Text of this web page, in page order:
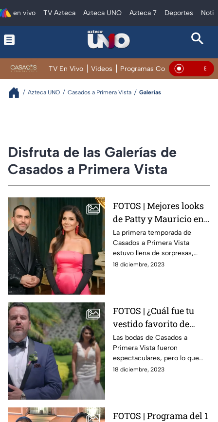
en vivo TV Azteca Azteca UNO Azteca 7 Deportes
TV En Vivo Videos Programas Completos En
Azteca UNO Casados a Primera Vista Galerías
Disfruta de las Galerías de
Casados a Primera Vista
FOTOS | Mejores looks
de Patty y Mauricio en
Casados a Primera
Vista
La primera temporada de
Casados a Primera Vista
estuvo llena de sorpresas,
entre ellas, nuestros
18 diciembre, 2023
FOTOS | ¿Cuál fue tu
vestido favorito de
Casados a Primera
Vista?
Las bodas de Casados a
Primera Vista fueron
espectaculares, pero lo que
llamó mucho la atención
18 diciembre, 2023
FOTOS | Programa del 1